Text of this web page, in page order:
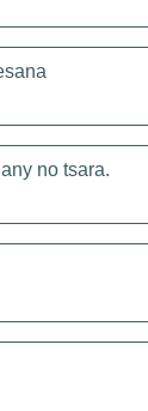
no tsara.